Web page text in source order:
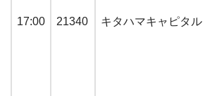
17:00 21340 キタハマキャピタル